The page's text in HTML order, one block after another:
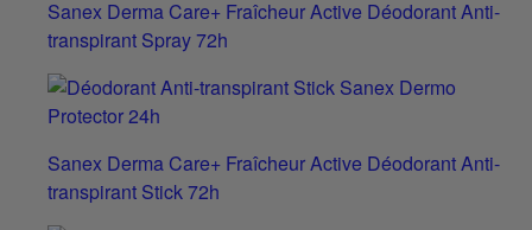
Sanex Derma Care+ Fraîcheur Active Déodorant Anti-
transpirant Spray 72h
Sanex Derma Care+ Fraîcheur Active Déodorant Anti-
transpirant Stick 72h